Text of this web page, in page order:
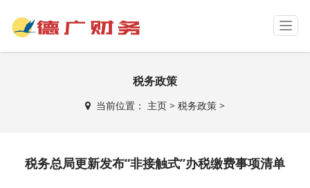
T
o
g
g
税务政策
当前位置： 主页> 税务政策>
税务总局更新发布“非接触式”办税缴费事项清单